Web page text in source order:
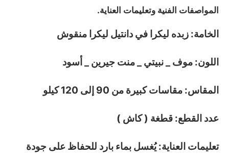
المواصفات الفنية وتعليمات العناية.
الخامة: زبده ليكرا في دانتيل ليكرا منقوش
اللون: موف _ نبيتي _ منت جيرين _ أسود
المقاس: مقاسات كبيرة من 90 إلى 120 كيلو
عدد القطع: قطغة ( كاش )
تعليمات العناية: يُغسل بماء بارد للحفاظ على جودة